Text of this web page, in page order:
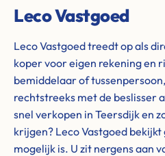
Leco Vastgoed
Leco Vastgoed treedt op als
koper voor eigen rekening en
bemiddelaar of
rechtstreeks met de beslisser
snel verkopen in Teersdijk en
krijgen? Leco Vastgoed
mogelijk is. U zit nergens aan